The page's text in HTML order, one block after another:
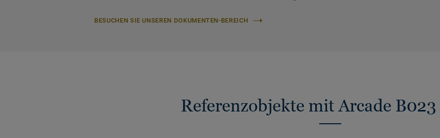
BESUCHEN SIE UNSEREN DOKUMENTEN-BEREICH
Referenzobjekte mit Arcade